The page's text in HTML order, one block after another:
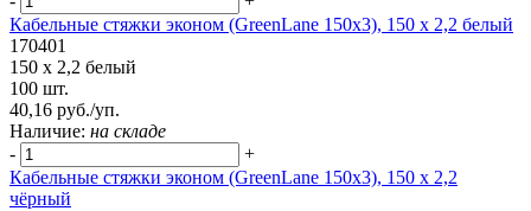
Кабельные стяжки эконом (GreenLane 150х3), 150 х 2,2 белый
170401
150 х 2,2 белый
100 шт.
40,16 руб./уп.
Наличие: на складе
-
+
Кабельные стяжки эконом (GreenLane 150х3), 150 х 2,2
чёрный